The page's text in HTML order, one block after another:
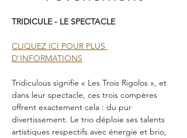
TRIDICULE - LE SPECTACLE
CLIQUEZ ICI POUR PLUS
D'INFORMATIONS
Tridiculous signifie « Les Trois Rigolos », et
dans leur spectacle, ces trois compères
offrent exactement cela : du pur
divertissement. Le trio déploie ses talents
artistiques respectifs avec énergie et brio,